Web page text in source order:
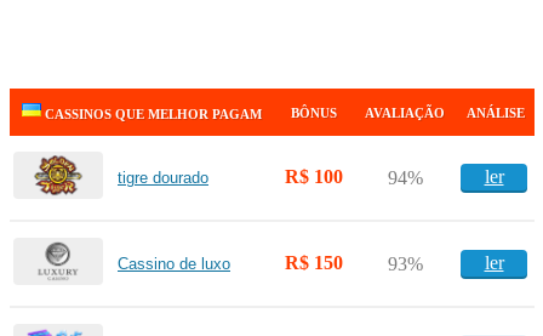
CASSINOS QUE MELHOR PAGAM BÔNUS AVALIAÇÃO ANÁLISE
tigre dourado R$ 100 94% ler
Cassino de luxo R$ 150 93% ler